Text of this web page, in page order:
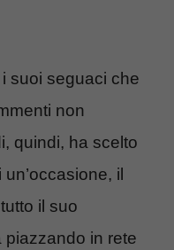
suoi seguaci che
non
quindi, ha scelto
il
il suo
piazzando in rete